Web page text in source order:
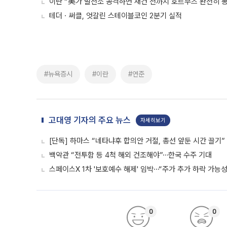
테더ㆍ써클, 엇갈린 스테이블코인 2분기 실적
#뉴욕증시 #이란 #연준
고대영 기자의 주요 뉴스 자세히보기
[단독] 하마스 “네타냐후 합의안 거절, 총선 앞둔 시간 끌기”
백악관 “전투함 등 4척 해외 건조해야”⋯한국 수주 기대
스페이스X 1차 '보호예수 해제' 임박⋯“주가 추가 하락 가능
0 0